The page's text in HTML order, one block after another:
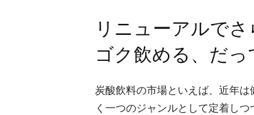
リニューアルで
ゴク飲める、だっ
炭酸飲料の市場といえば、近年
く一つのジャンルとして定着し